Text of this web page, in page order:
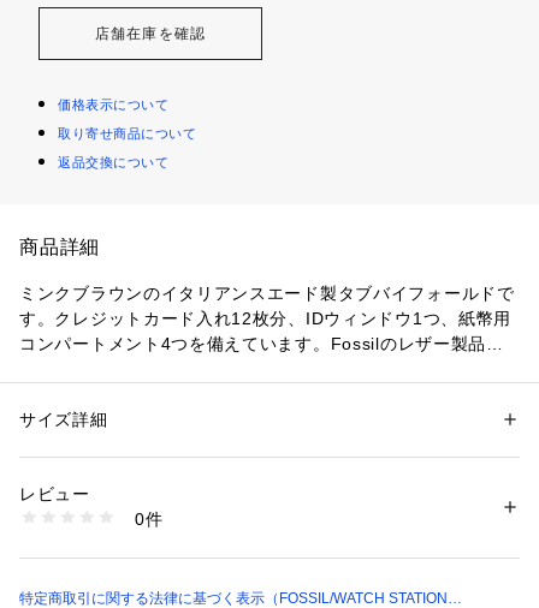
店舗在庫を確認
価格表示について
取り寄せ商品について
返品交換について
商品詳細
ミンクブラウンのイタリアンスエード製タブバイフォールドで
す。クレジットカード入れ12枚分、IDウィンドウ1つ、紙幣用
コンパートメント4つを備えています。Fossilのレザー製品
幅約17.2cm x 厚さ約1.9cm x 高さ約8.9cm
外側のディテール：バックスライドポケット x 1、ファスナー
ウ x 1、紙幣用コンパートメント x 4
性別：レディース
素材：表地：レザー 裏地：コットン100%, 100% REPREVE? Recycled
1096400001425
サイズ詳細
レビュー
0件
特定商取引に関する法律に基づく表示（FOSSIL/WATCH STATION